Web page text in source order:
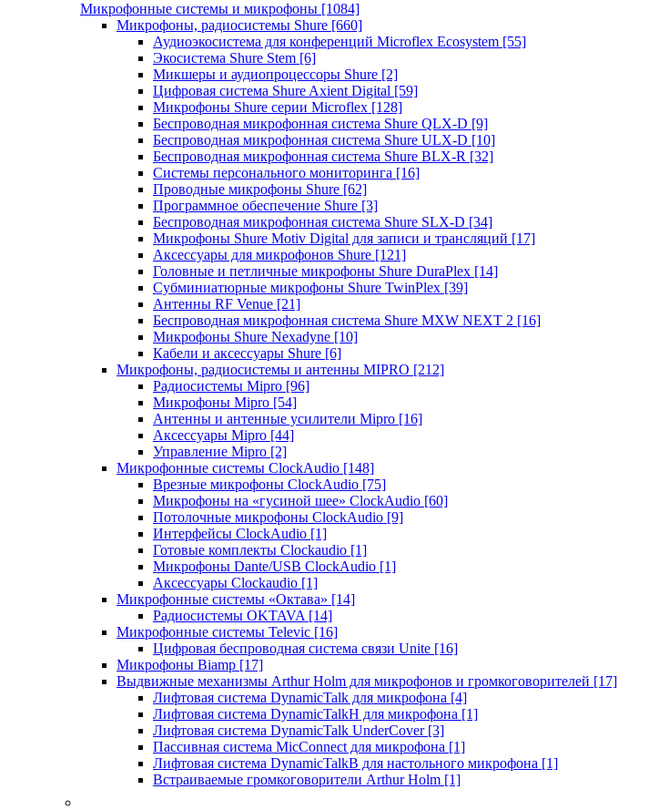
Микрофонные системы и микрофоны [1084]
Микрофоны, радиосистемы Shure [660]
Аудиоэкосистема для конференций Microflex Ecosystem [55]
Экосистема Shure Stem [6]
Микшеры и аудиопроцессоры Shure [2]
Цифровая система Shure Axient Digital [59]
Микрофоны Shure серии Microflex [128]
Беспроводная микрофонная система Shure QLX-D [9]
Беспроводная микрофонная система Shure ULX-D [10]
Беспроводная микрофонная система Shure BLX-R [32]
Системы персонального мониторинга [16]
Проводные микрофоны Shure [62]
Программное обеспечение Shure [3]
Беспроводная микрофонная система Shure SLX-D [34]
Микрофоны Shure Motiv Digital для записи и трансляций [17]
Аксессуары для микрофонов Shure [121]
Головные и петличные микрофоны Shure DuraPlex [14]
Субминиатюрные микрофоны Shure TwinPlex [39]
Антенны RF Venue [21]
Беспроводная микрофонная система Shure MXW NEXT 2 [16]
Микрофоны Shure Nexadyne [10]
Кабели и аксессуары Shure [6]
Микрофоны, радиосистемы и антенны MIPRO [212]
Радиосистемы Mipro [96]
Микрофоны Mipro [54]
Антенны и антенные усилители Mipro [16]
Аксессуары Mipro [44]
Управление Mipro [2]
Микрофонные системы ClockAudio [148]
Врезные микрофоны ClockAudio [75]
Микрофоны на «гусиной шее» ClockAudio [60]
Потолочные микрофоны ClockAudio [9]
Интерфейсы ClockAudio [1]
Готовые комплекты Clockaudio [1]
Микрофоны Dante/USB ClockAudio [1]
Аксессуары Clockaudio [1]
Микрофонные системы «Октава» [14]
Радиосистемы OKTAVA [14]
Микрофонные системы Televic [16]
Цифровая беспроводная система связи Unite [16]
Микрофоны Biamp [17]
Выдвижные механизмы Arthur Holm для микрофонов и громкоговорителей [17]
Лифтовая система DynamicTalk для микрофона [4]
Лифтовая система DynamicTalkH для микрофона [1]
Лифтовая система DynamicTalk UnderCover [3]
Пассивная система MicConnect для микрофона [1]
Лифтовая система DynamicTalkB для настольного микрофона [1]
Встраиваемые громкоговорители Arthur Holm [1]